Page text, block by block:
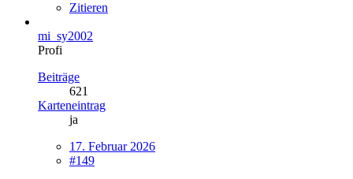
Zitieren
mi_sy2002
Profi
Beiträge
621
Karteneintrag
ja
17. Februar 2026
#149